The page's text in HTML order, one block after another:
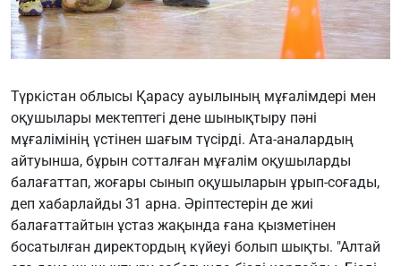
Түркістан облысы Қарасу ауылының мұғалімдері мен
оқушылары мектептегі дене шынықтыру пәні
мұғалімінің үстінен шағым түсірді. Ата-аналардың
айтуынша, бұрын сотталған мұғалім оқушыларды
балағаттап, жоғары сынып оқушыларын ұрып-соғады,
деп хабарлайды 31 арна. Әріптестерін де жиі
балағаттайтын ұстаз жақында ғана қызметінен
босатылған директордың күйеуі болып шықты. "Алтай